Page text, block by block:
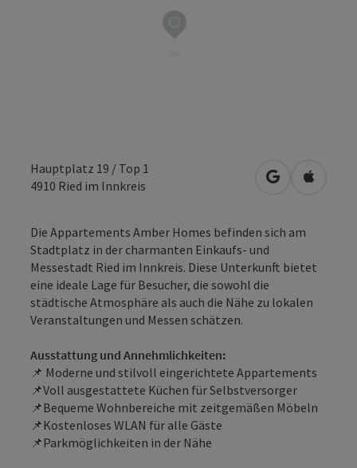
Hauptplatz 19 / Top 1
4910 Ried im Innkreis in Google
in
Die Appartements Amber Homes befinden sich am
Stadtplatz in der charmanten Einkaufs- und
Messestadt Ried im Innkreis. Diese Unterkunft bietet
eine ideale Lage für Besucher, die sowohl die
städtische Atmosphäre als auch die Nähe zu lokalen
Veranstaltungen und Messen schätzen.
Ausstattung und Annehmlichkeiten:
📌 Moderne und stilvoll eingerichtete Appartements
📌Voll ausgestattete Küchen für Selbstversorger
📌Bequeme Wohnbereiche mit zeitgemäßen Möbeln
📌Kostenloses WLAN für alle Gäste
📌Parkmöglichkeiten in der Nähe